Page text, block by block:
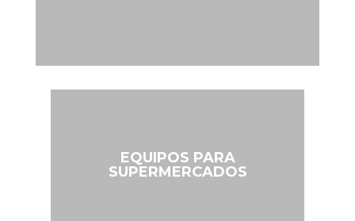
EQUIPOS PARA
SUPERMERCADOS